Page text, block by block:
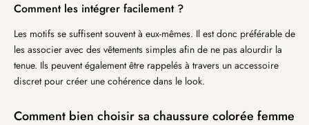
Comment les intégrer facilement ?
Les motifs se suffisent souvent à eux-mêmes. Il est donc préférable de
les associer avec des vêtements simples afin de ne pas alourdir la
tenue. Ils peuvent également être rappelés à travers un accessoire
discret pour créer une cohérence dans le look.
Comment bien choisir sa chaussure colorée femme